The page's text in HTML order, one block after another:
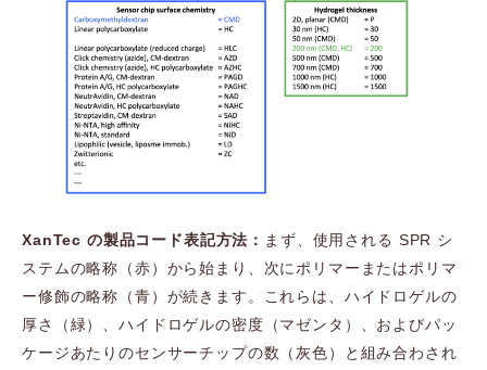
XanTec の製品コード表記方法： まず、使用される SPR シ
ステムの略称（赤）から始まり、次にポリマーまたはポリマ
ー修飾の略称（青）が続きます。これらは、ハイドロゲルの
厚さ（緑）、ハイドロゲルの密度（マゼンタ）、およびパッ
ケージあたりのセンサーチップの数（灰色）と組み合わされ